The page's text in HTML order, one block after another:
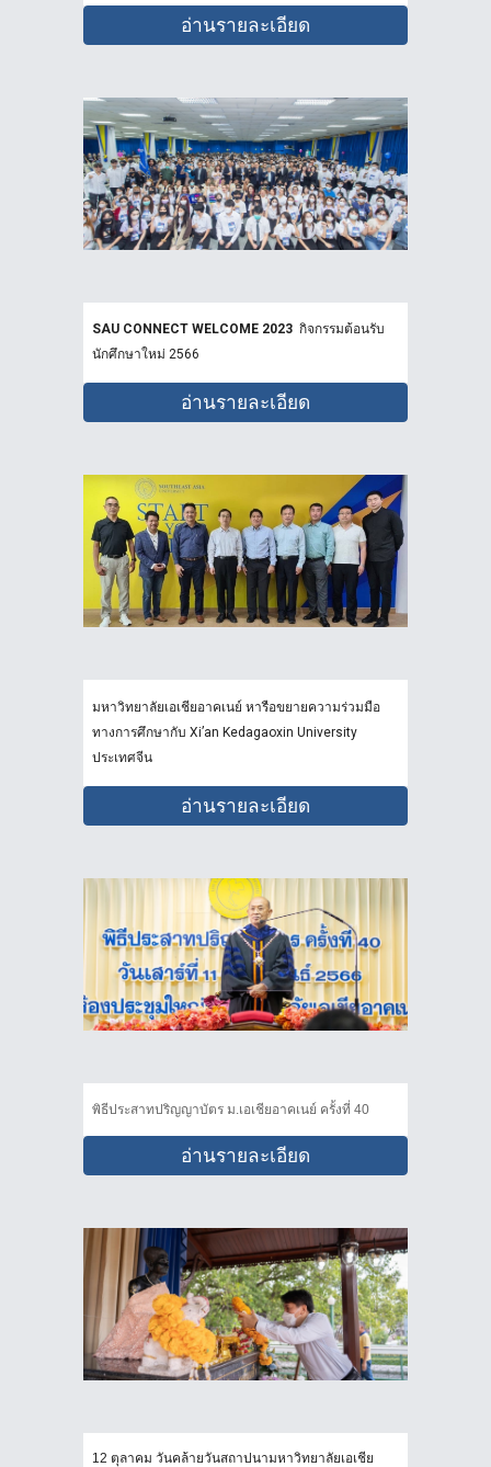
อ่านรายละเอียด
SAU CONNECT WELCOME 2023 กิจกรรมต้อนรับ
นักศึกษาใหม่ 2566
อ่านรายละเอียด
มหาวิทยาลัยเอเชียอาคเนย์ หารือขยายความร่วมมือ
ทางการศึกษากับ Xi’an Kedagaoxin University
ประเทศจีน
อ่านรายละเอียด
พิธีประสาทปริญญาบัตร ม.เอเชียอาคเนย์ ครั้งที่ 40
อ่านรายละเอียด
12 ตุลาคม วันคล้ายวันสถาปนามหาวิทยาลัยเอเชีย